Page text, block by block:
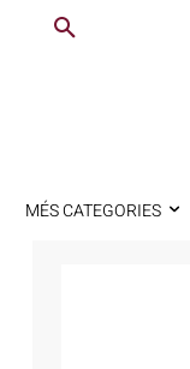
MÉS CATEGORIES